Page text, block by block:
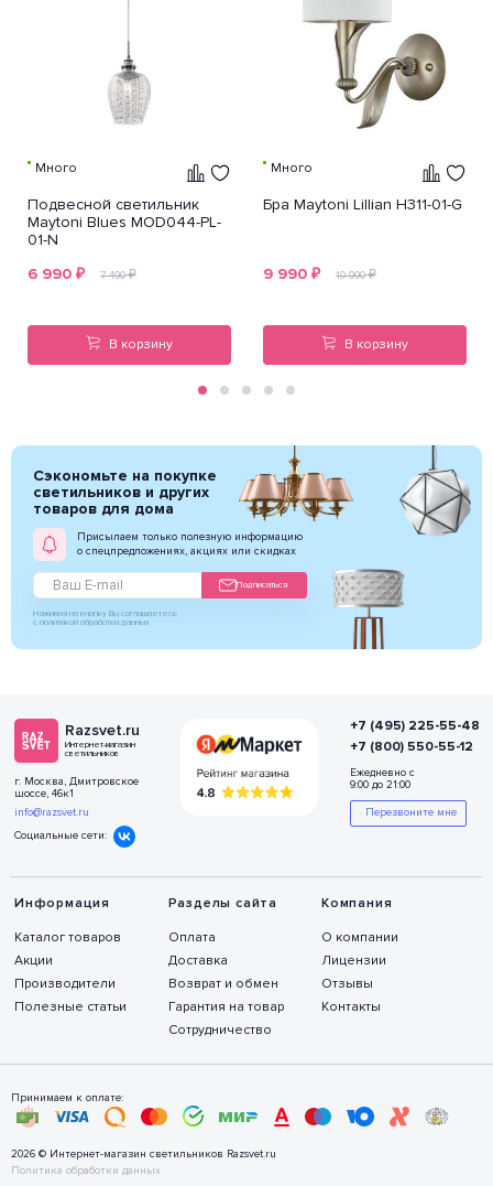
Много
Подвесной светильник
Maytoni Blues MOD044-PL-
01-N
6 990 ₽ 7 490₽
В корзину
Много
Бра Maytoni Lillian H311-01-G
9 990 ₽ 10 990₽
В корзину
Сэкономьте на покупке
светильников и других
товаров для дома
Присылаем только полезную информацию
о спецпредложениях, акциях или скидках
Подписаться
Нажимая на кнопку Вы соглашаетесь
с политикой обработки данных
Razsvet.ru
Интернет-магазин
светильников
г. Москва, Дмитровское
шоссе, 46к1
info@razsvet.ru
Социальные сети:
Информация
Каталог товаров
Акции
Производители
Полезные статьи
Разделы сайта
Оплата
Доставка
Возврат и обмен
Гарантия на товар
Сотрудничество
Компания
О компании
Лицензии
Отзывы
Контакты
+7 (495) 225-55-48
+7 (800) 550-55-12
Ежедневно с
9:00 до 21:00
Перезвоните мне
Принимаем к оплате:
2026 © Интернет-магазин светильников Razsvet.ru
Политика обработки данных